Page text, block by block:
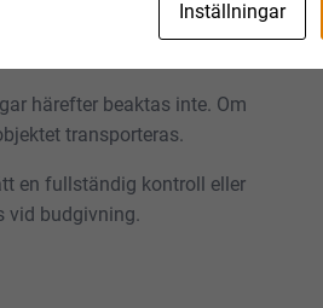
filmmaterial som finns
härefter beaktas inte. Om
transporteras.
en fullständig kontroll eller
vid budgivning.
Inställningar